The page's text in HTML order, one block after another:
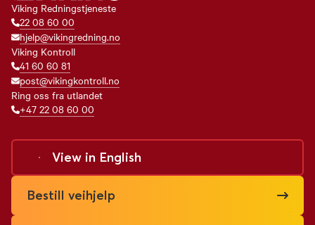
Viking Redningstjeneste
22 08 60 00
hjelp@vikingredning.no
Viking Kontroll
41 60 60 81
post@vikingkontroll.no
Ring oss fra utlandet
+47 22 08 60 00
View in English
Bestill veihjelp